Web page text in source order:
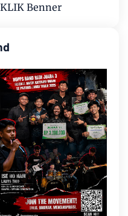
Benner